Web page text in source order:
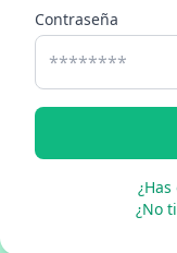
Contraseña
¿No